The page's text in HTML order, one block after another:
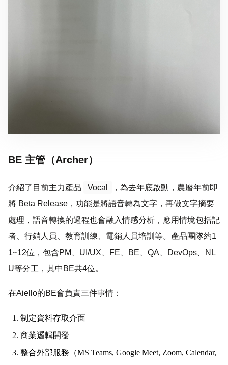
BE 主管（Archer）
介紹了目前主力產品 Vocal
，為去年底啟動，農曆年前即
將 Beta Release，功能是將語音轉為文字，再做文字摘要
處理，語音轉換的過程也會融入情感分析，應用情境包括記
者、行銷人員、教育訓練、電銷人員培訓等。產品團隊約1
1~12位，包含PM、UI/UX、FE、BE、QA、DevOps、NL
U等分工，其中BE共4位。
在Aiello的BE會負責三件事情：
制定資料存取介面
商業邏輯開發
整合外部服務（MS Teams, Google Meet, Zoom, Calendar,